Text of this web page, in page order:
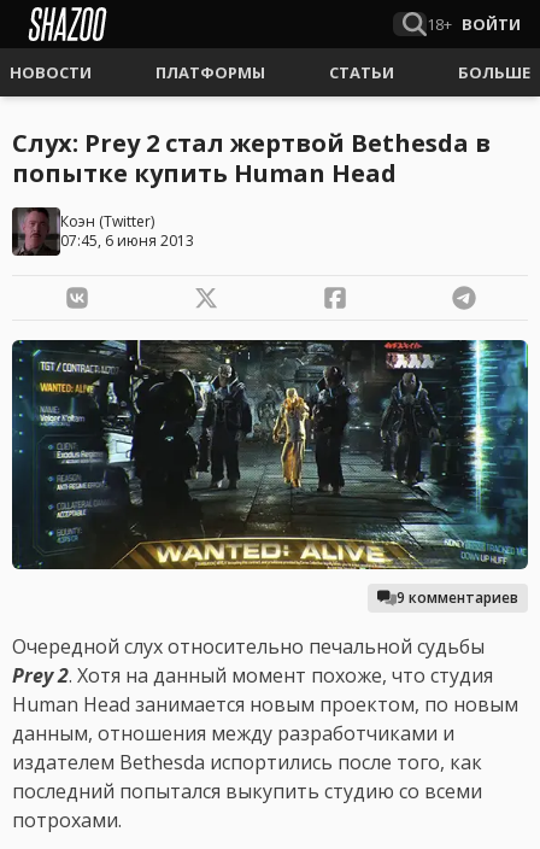
18+ ВОЙТИ
НОВОСТИ ПЛАТФОРМЫ СТАТЬИ БОЛЬШЕ
Слух: Prey 2 стал жертвой Bethesda в
попытке купить Human Head
Коэн (Twitter)
07:45, 6 июня 2013
9 комментариев
Очередной слух относительно печальной судьбы
Prey 2. Хотя на данный момент похоже, что студия
Human Head занимается новым проектом, по новым
данным, отношения между разработчиками и
издателем Bethesda испортились после того, как
последний попытался выкупить студию со всеми
потрохами.